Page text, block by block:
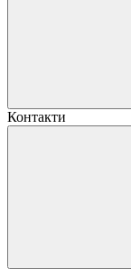
Контакти